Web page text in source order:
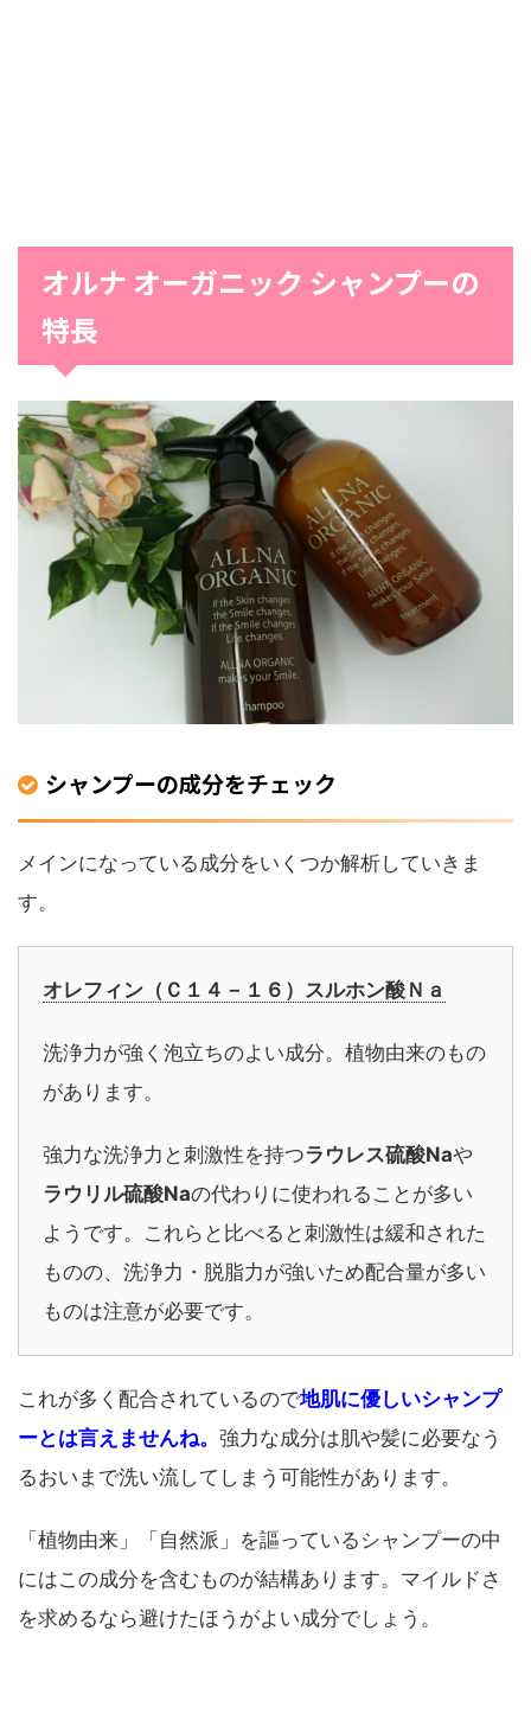
オルナ オーガニック シャンプーの
特長
シャンプーの成分をチェック
メインになっている成分をいくつか解析していきま
す。
オレフィン（Ｃ１４－１６）スルホン酸Ｎａ
洗浄力が強く泡立ちのよい成分。植物由来のもの
があります。
強力な洗浄力と刺激性を持つラウレス硫酸Naや
ラウリル硫酸Naの代わりに使われることが多い
ようです。これらと比べると刺激性は緩和された
ものの、洗浄力・脱脂力が強いため配合量が多い
ものは注意が必要です。
これが多く配合されているので地肌に優しいシャンプ
ーとは言えませんね。 強力な成分は肌や髪に必要なう
るおいまで洗い流してしまう可能性があります。
「植物由来」「自然派」を謳っているシャンプーの中
にはこの成分を含むものが結構あります。マイルドさ
を求めるなら避けたほうがよい成分でしょう。